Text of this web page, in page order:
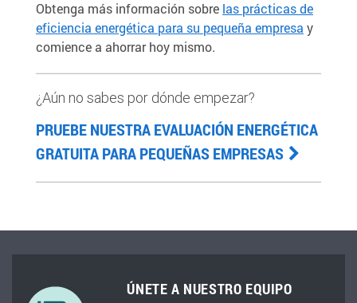
Obtenga más información sobre las prácticas de
eficiencia energética para su pequeña empresa y
comience a ahorrar hoy mismo.
¿Aún no sabes por dónde empezar?
PRUEBE NUESTRA EVALUACIÓN ENERGÉTICA
GRATUITA PARA PEQUEÑAS EMPRESAS
ÚNETE A NUESTRO EQUIPO